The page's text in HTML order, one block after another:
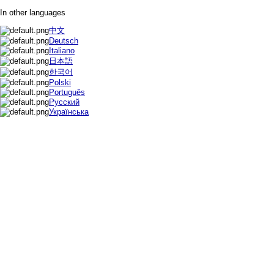
In other languages
中文
Deutsch
Italiano
日本語
한국어
Polski
Português
Русский
Українська